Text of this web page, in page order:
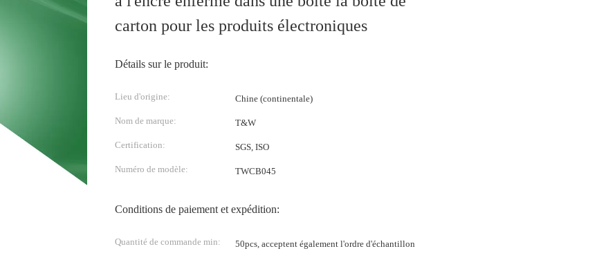
carton pour les produits électroniques
Détails sur le produit:
Lieu d'origine: Chine (continentale)
Nom de marque: T&W
Certification: SGS, ISO
Numéro de modèle: TWCB045
Conditions de paiement et expédition:
Quantité de commande min: 50pcs, acceptent également l'ordre d'échantillon